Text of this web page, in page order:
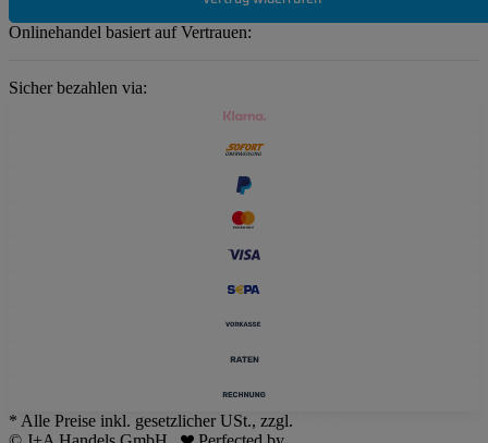
Onlinehandel basiert auf Vertrauen:
Sicher bezahlen via:
* Alle Preise inkl. gesetzlicher USt., zzgl.